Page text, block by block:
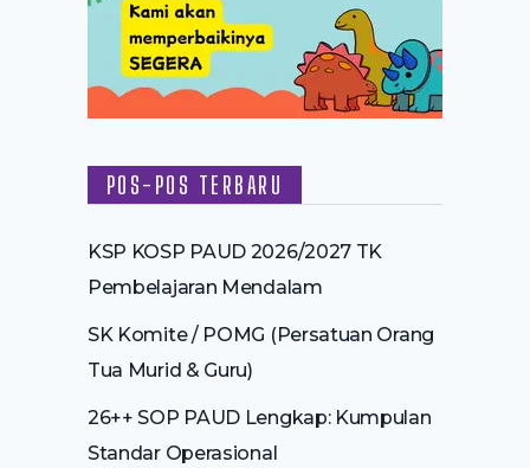
POS-POS TERBARU
KSP KOSP PAUD 2026/2027 TK
Pembelajaran Mendalam
SK Komite / POMG (Persatuan Orang
Tua Murid & Guru)
26++ SOP PAUD Lengkap: Kumpulan
Standar Operasional